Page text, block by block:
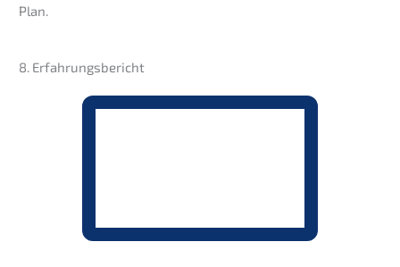
Plan.
8. Erfah­rungs­be­richt